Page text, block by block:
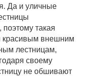
Да и уличные
такая
красивым внешним
лестницам,
своему
не обшивают